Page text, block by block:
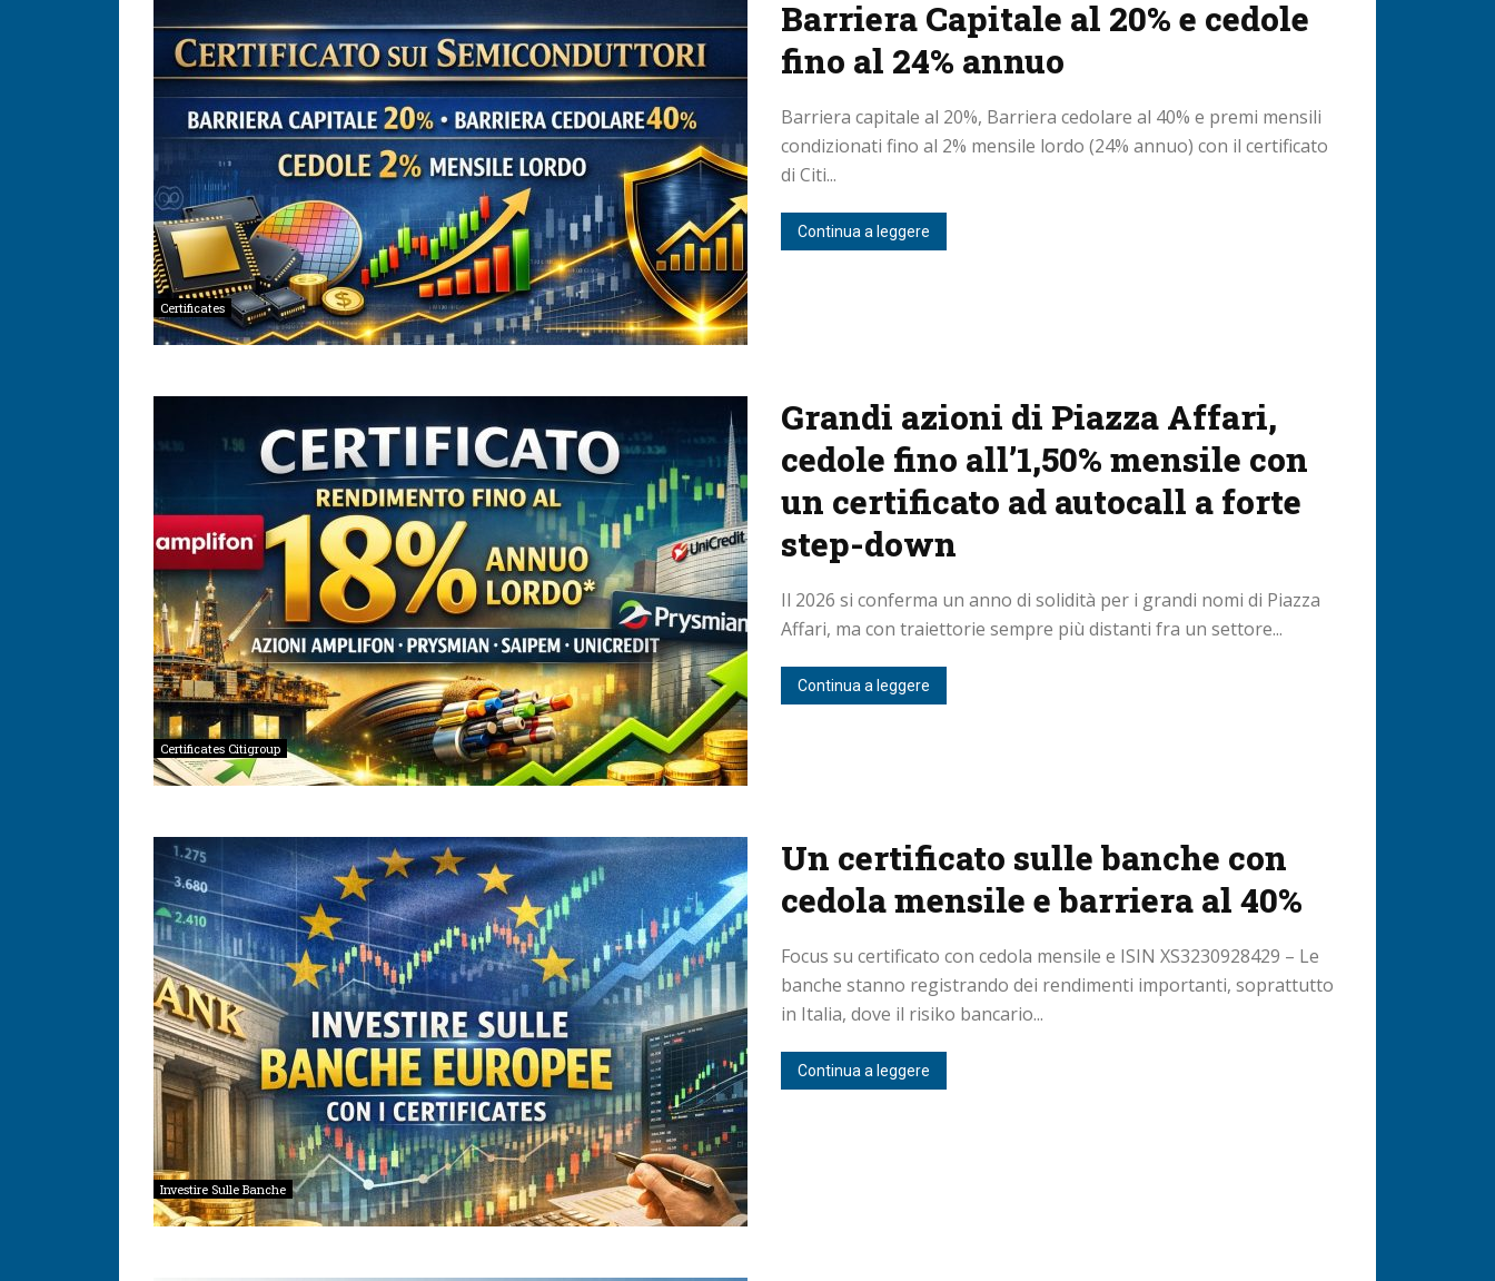
Certificates
Barriera Capitale al 20% e cedole
fino al 24% annuo
Barriera capitale al 20%, Barriera cedolare al 40% e premi mensili
condizionati fino al 2% mensile lordo (24% annuo) con il certificato
di Citi...
Continua a leggere
Certificates Citigroup
Grandi azioni di Piazza Affari,
cedole fino all’1,50% mensile con
un certificato ad autocall a forte
step-down
Il 2026 si conferma un anno di solidità per i grandi nomi di Piazza
Affari, ma con traiettorie sempre più distanti fra un settore...
Continua a leggere
Investire Sulle Banche
Un certificato sulle banche con
cedola mensile e barriera al 40%
Focus su certificato con cedola mensile e ISIN XS3230928429 – Le
banche stanno registrando dei rendimenti importanti, soprattutto
in Italia, dove il risiko bancario...
Continua a leggere